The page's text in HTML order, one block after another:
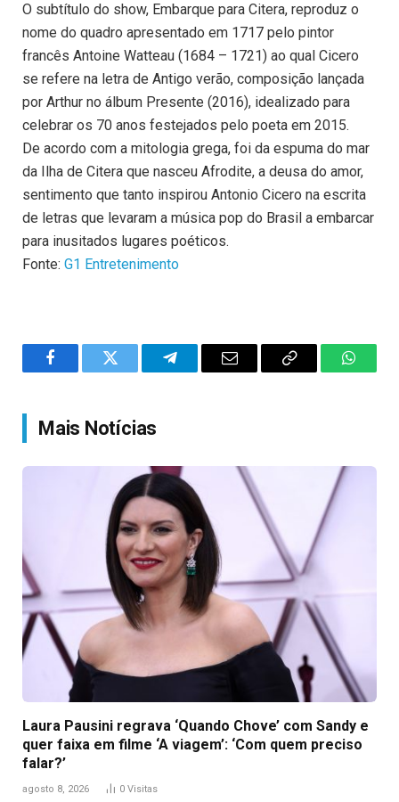
O subtítulo do show, Embarque para Citera, reproduz o
nome do quadro apresentado em 1717 pelo pintor
francês Antoine Watteau (1684 – 1721) ao qual Cicero
se refere na letra de Antigo verão, composição lançada
por Arthur no álbum Presente (2016), idealizado para
celebrar os 70 anos festejados pelo poeta em 2015.
De acordo com a mitologia grega, foi da espuma do mar
da Ilha de Citera que nasceu Afrodite, a deusa do amor,
sentimento que tanto inspirou Antonio Cicero na escrita
de letras que levaram a música pop do Brasil a embarcar
para inusitados lugares poéticos.
Fonte: G1 Entretenimento
FacebookTwitter TelegramEmail
Copy
Mais Notícias
Laura Pausini regrava ‘Quando Chove’ com Sandy e
quer faixa em filme ‘A viagem’: ‘Com quem preciso
falar?’
agosto 8, 2026 0 Visitas